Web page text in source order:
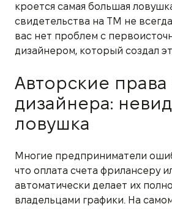
кроется самая большая
свидетельства на ТМ не всегда
вас нет проблем с
дизайнером, который создал
Авторские права
дизайнера:
ловушка
Многие предприниматели
что оплата счета фрилансеру
автоматически делает их
владельцами графики. На